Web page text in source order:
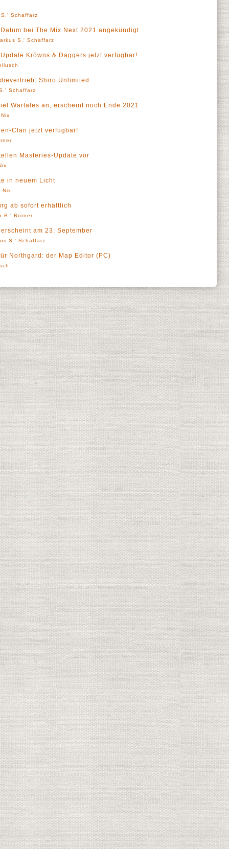
S.' Schaffarz
bei The Mix Next 2021 angekündigt
S.' Schaffarz
Kröwns & Daggers jetzt verfügbar!
Shiro Unlimited
Schaffarz
Wartales an, erscheint noch Ende 2021
Clan jetzt verfügbar!
Masteries-Update vor
in neuem Licht
Nix
ab sofort erhältlich
B.' Börner
am 23. September
S.' Schaffarz
Northgard: der Map Editor (PC)